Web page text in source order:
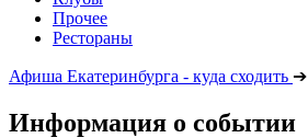
Прочее
Рестораны
Афиша Екатеринбурга - куда сходить ➔
Информация о событии